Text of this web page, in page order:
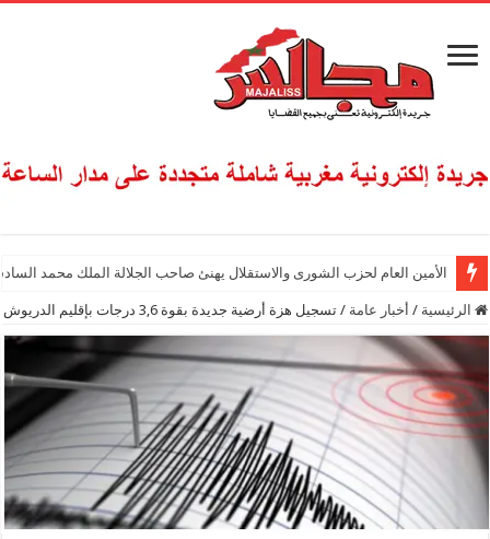
الأمين العام لحزب الشورى والاستقلال يهنئ صاحب الجلالة الملك محمد
الرئيسية / أخبار عامة / تسجيل هزة أرضية جديدة بقوة 3,6 درجات بإقليم الدريوش